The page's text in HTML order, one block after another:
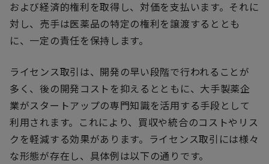
および経済的権利を取得し、対価を支払います。それに
対し、売手は医薬品の特定の権利を譲渡するととも
に、一定の責任を保持します。
ライセンス取引は、開発の早い段階で行われることが
多く、後の開発コストを抑えるとともに、大手製薬企
業がスタートアップの専門知識を活用する手段として
利用されます。これにより、買収や統合のコストやリス
クを軽減する効果があります。ライセンス取引には様々
な形態が存在し、具体例は以下の通りです。